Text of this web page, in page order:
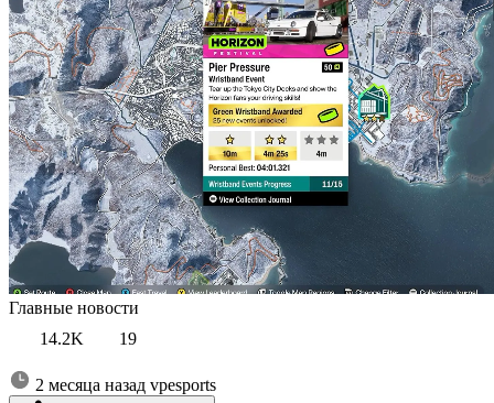
Главные новости
14.2K
19
2 месяца назад vpesports